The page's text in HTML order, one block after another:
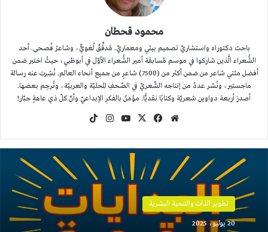
محمود قحطان
باحث دكتوراه واستشاريّ تصميم بيئي ومعماريّ. مُدقِّقٌ لُغويٌّ، وشاعرُ فُصحى. أحد
الشُّعراء الَّذين شاركوا في موسم مُسابقة أمير الشُّعراء الأوّل في أبوظبي، حيثُ اختير ضمن
أفضل مئتي شاعر من ضمن أكثر من (7500) شاعرٍ من جميع أنحاء العالم. نُشِرت عنه رسالة
ماجستير، ونُشر عددٌ من إنتاجه الشّعريّ في الصّحفِ المحليّة والعربيّة، وتُرجِم بعضها.
أصدرَ أربعة دواوين شعريّة وكتابًا نقديًّا. مؤمنٌ بالفكرِ الإبداعيّ وأنّ كلّ ذي عاهةٍ جبّار!
موقع
فيسبوك
‫X
‫YouTubeانستقرام
تطوير الذات والتنمية البشرية
20 يوليو، 2025